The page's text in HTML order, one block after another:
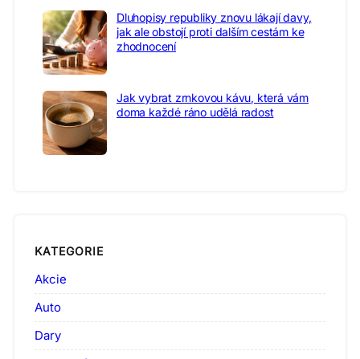
Dluhopisy republiky znovu lákají davy,
jak ale obstojí proti dalším cestám ke
zhodnocení
Jak vybrat zrnkovou kávu, která vám
doma každé ráno udělá radost
KATEGORIE
Akcie
Auto
Dary